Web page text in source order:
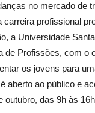
no mercado de
carreira profissional
a Universidade
de Profissões, com o
os jovens para
aberto ao público e
outubro, das 9h às